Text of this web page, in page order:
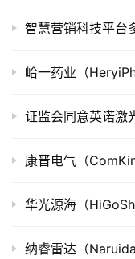
组
公
上
市
创
数
智慧营销科技平台
峆一药业（
证监会同意英诺激
康晋电气（
华光源海（
纳睿雷达（